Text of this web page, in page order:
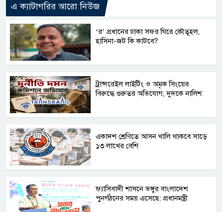
এ ক্যাটাগরির আরো নিউজ
‘র’ প্রধানের ঢাকা সফর ঘিরে কৌতূহল,
হাসিনা-জট কি কাটবে?
ট্রান্সরেইল লাইটিং ও অমৃক সিংয়ের
বিরুদ্ধে গুরুতর অভিযোগ, দুদকে নালিশ
একাদশ শ্রেণিতে আসন খালি থাকবে সাড়ে
১৩ লাখের বেশি
ফ্যাসিবাদী শাসনে ভঙ্গুর বাংলাদেশ
পুনর্গঠনের সময় এসেছে: প্রধানমন্ত্রী